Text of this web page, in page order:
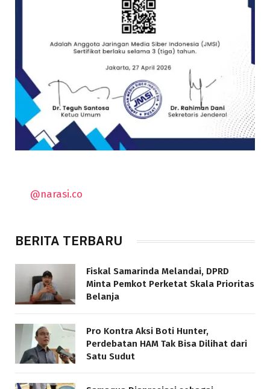
@narasi.co
BERITA TERBARU
Fiskal Samarinda Melandai, DPRD
Minta Pemkot Perketat Skala Prioritas
Belanja
Pro Kontra Aksi Boti Hunter,
Perdebatan HAM Tak Bisa Dilihat dari
Satu Sudut